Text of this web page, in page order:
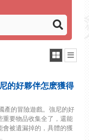
的好夥伴怎麽獲得
產的冒險遊戲。強尼的好
重要物品收集全了，還能
被遺漏掉的，具體的獲